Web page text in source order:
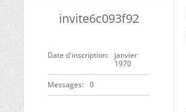
invite6c093f92
Date d'inscription
janvier
1970
Messages 0